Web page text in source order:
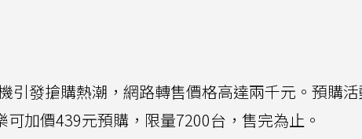
引發搶購熱潮，網路轉售價格高達兩千元。預購
加價439元預購，限量7200台，售完為止。